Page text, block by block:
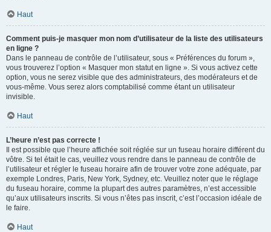
Haut
Comment puis-je masquer mon nom d’utilisateur de la liste des utilisateurs
en ligne ?
Dans le panneau de contrôle de l’utilisateur, sous « Préférences du forum »,
vous trouverez l’option « Masquer mon statut en ligne ». Si vous activez cette
option, vous ne serez visible que des administrateurs, des modérateurs et de
vous-même. Vous serez alors comptabilisé comme étant un utilisateur
invisible.
Haut
L’heure n’est pas correcte !
Il est possible que l’heure affichée soit réglée sur un fuseau horaire différent du
vôtre. Si tel était le cas, veuillez vous rendre dans le panneau de contrôle de
l’utilisateur et régler le fuseau horaire afin de trouver votre zone adéquate, par
exemple Londres, Paris, New York, Sydney, etc. Veuillez noter que le réglage
du fuseau horaire, comme la plupart des autres paramètres, n’est accessible
qu’aux utilisateurs inscrits. Si vous n’êtes pas inscrit, c’est l’occasion idéale de
le faire.
Haut